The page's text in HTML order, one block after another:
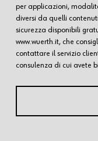
per applicazioni,
diversi da quelli
sicurezza disponibili
www.wuerth.it, che
contattare il servizio
consulenza di cui avete